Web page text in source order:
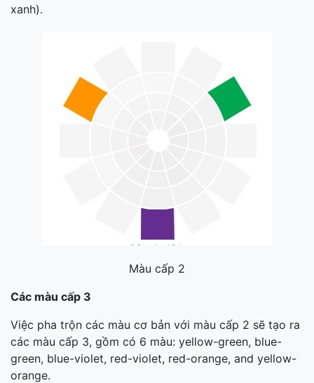
xanh).
Màu cấp 2
Các màu cấp 3
Việc pha trộn các màu cơ bản với màu cấp 2 sẽ tạo ra
các màu cấp 3, gồm có 6 màu: yellow-green, blue-
green, blue-violet, red-violet, red-orange, and yellow-
orange.